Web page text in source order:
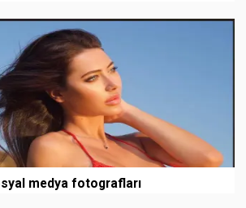
medya fotografları